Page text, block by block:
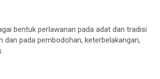
bentuk perlawanan pada adat dan tradisi
dan pada pembodohan, keterbelakangan,